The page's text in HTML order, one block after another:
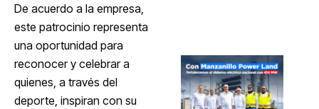
De acuerdo a la empresa,
este patrocinio representa
una oportunidad para
reconocer y celebrar a
quienes, a través del
deporte, inspiran con su